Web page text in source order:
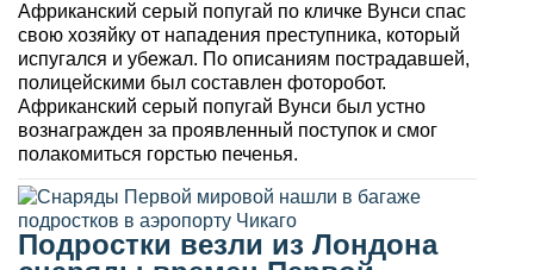
Африканский серый попугай по кличке Вунси спас
свою хозяйку от нападения преступника, который
испугался и убежал. По описаниям пострадавшей,
полицейскими был составлен фоторобот.
Африканский серый попугай Вунси был устно
вознагражден за проявленный поступок и смог
полакомиться горстью печенья.
Подростки везли из Лондона